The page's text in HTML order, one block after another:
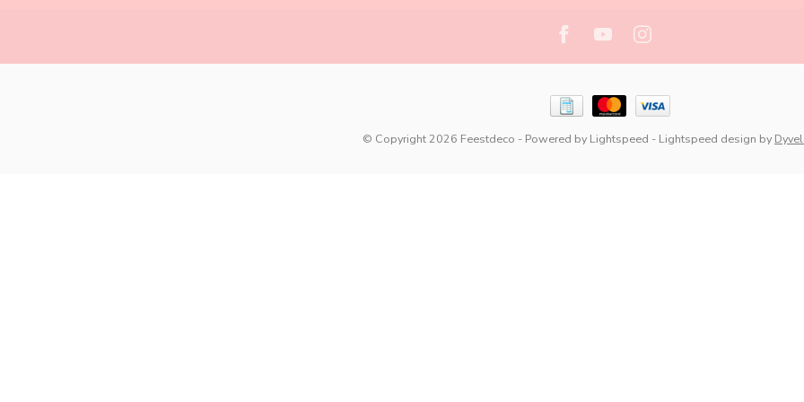
© Copyright 2026 Feestdeco - Powered by Lightspeed - Lightspeed design by